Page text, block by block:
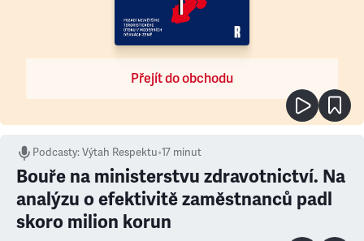
Přejít do obchodu
Podcasty:Výtah Respektu•17 minut
Bouře na ministerstvu zdravotnictví. Na
analýzu o efektivitě zaměstnanců padl
skoro milion korun